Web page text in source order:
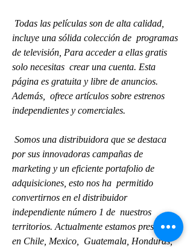
incluye una sólida colección de  programas
de televisión, Para acceder a ellas gratis
solo necesitas  crear una cuenta. Esta
página es gratuita y libre de anuncios.
Además,  ofrece artículos sobre estrenos
independientes y comerciales.
por sus innovadoras campañas de
marketing y un eficiente portafolio de
adquisiciones, esto nos ha  permitido
convertirnos en el distribuidor
independiente número 1 de  nuestros
territorios. Actualmente estamos presentes
en Chile, Mexico,  Guatemala, Honduras,